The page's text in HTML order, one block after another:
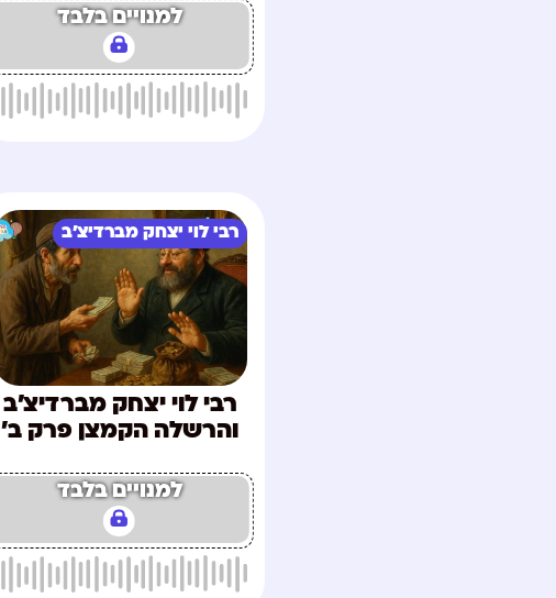
למנויים בלבד
רבי לוי יצחק מברדיצ'ב
רבי לוי יצחק מברדיצ'ב
והרשלה הקמצן פרק ב'
למנויים בלבד